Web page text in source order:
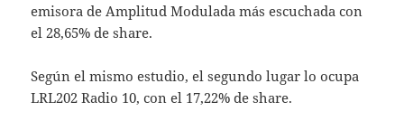
emisora de Amplitud Modulada más escuchada con
el 28,65% de share.
Según el mismo estudio, el segundo lugar lo ocupa
LRL202 Radio 10, con el 17,22% de share.